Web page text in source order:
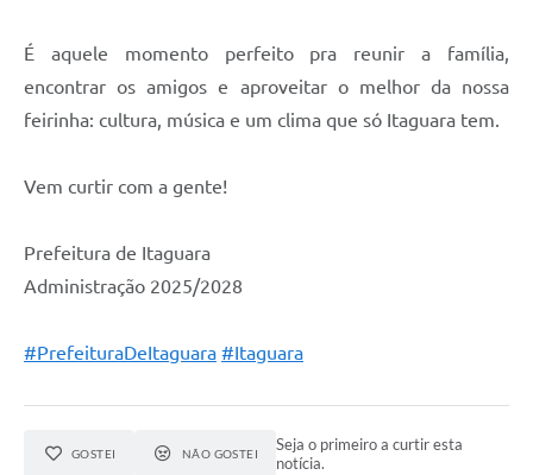
É aquele momento perfeito pra reunir a família,
encontrar os amigos e aproveitar o melhor da nossa
feirinha: cultura, música e um clima que só Itaguara tem.
Vem curtir com a gente!
Prefeitura de Itaguara
Administração 2025/2028
#PrefeituraDeItaguara #Itaguara
GOSTEI NÃO GOSTEI
Seja o primeiro a curtir esta
notícia.